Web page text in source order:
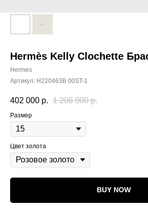
Hermès Kelly Clochette
Hermes
Артикул: H220463B 00ST-1
402 000 р. 1 206 000 р.
Размер
Цвет золота
BUY NOW